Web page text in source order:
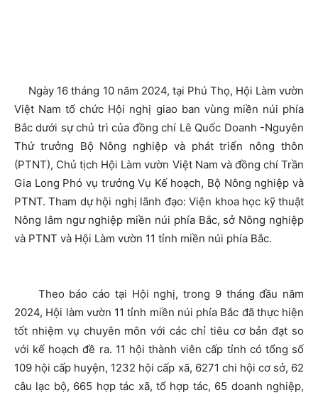
Ngày 16 tháng 10 năm 2024, tại Phú Thọ, Hội Làm vườn
Việt Nam tổ chức Hội nghị giao ban vùng miền núi phía
Bắc dưới sự chủ trì của đồng chí Lê Quốc Doanh -Nguyên
Thứ trưởng Bộ Nông nghiệp và phát triển nông thôn
(PTNT), Chủ tịch Hội Làm vườn Việt Nam và đồng chí Trần
Gia Long Phó vụ trưởng Vụ Kế hoạch, Bộ Nông nghiệp và
PTNT. Tham dự hội nghị lãnh đạo: Viện khoa học kỹ thuật
Nông lâm ngư nghiệp miền núi phía Bắc, sở Nông nghiệp
và PTNT và Hội Làm vườn 11 tỉnh miền núi phía Bắc.
Theo báo cáo tại Hội nghị, trong 9 tháng đầu năm
2024, Hội làm vườn 11 tỉnh miền núi phía Bắc đã thực hiện
tốt nhiệm vụ chuyên môn với các chỉ tiêu cơ bản đạt so
với kế hoạch đề ra. 11 hội thành viên cấp tỉnh có tổng số
109 hội cấp huyện, 1232 hội cấp xã, 6271 chi hội cơ sở, 62
câu lạc bộ, 665 hợp tác xã, tổ hợp tác, 65 doanh nghiệp,